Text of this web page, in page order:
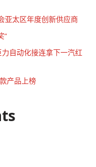
亚太区年度创新供应商
”
自动化接连拿下一汽红
产品上榜